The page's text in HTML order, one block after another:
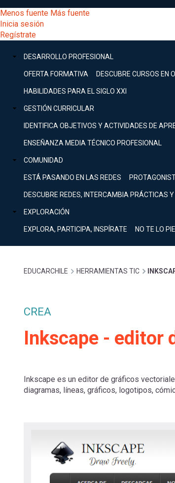
al
contenido
principal
[Educarchile
Escritorio]
Menú
entrar
mi
cuenta
Menos fuente Más fuente
Inicia sesión
Regístrate
Menú
principal
DESARROLLO PROFESIONAL
OFERTA FORMATIVA DESCUBRE CURSOS EN
HABILIDADES PARA EL SIGLO XXI
GESTIÓN CURRICULAR
IDENTIFICA OBJETIVOS Y ACTIVIDADES DE
ENSEÑANZA MEDIA TÉCNICO PROFESIONAL
COMUNIDAD
ESTÁ PASANDO EN LAS REDES
DESCUBRE REDES, INTERCAMBIA PRÁCTICAS
EXPLORACIÓN
EXPLORA, PARTICIPA, INSPÍRATE NO TE LO
Buscar
Menú
principal
DESARROLLO
Expand
GESTIÓN
Expand
COMUNIDAD
Expand
EXPLORACIÓN
[Educarchile
Mobile]
Menú
mi
cuenta
Inicia
Sobrescribir
enlaces
de
ayuda
a
la
navegación
EDUCARCHILE HERRAMIENTAS TIC
CREA
Inkscape - editor
Inkscape es un editor de gráficos
diagramas, líneas, gráficos, logotipos,